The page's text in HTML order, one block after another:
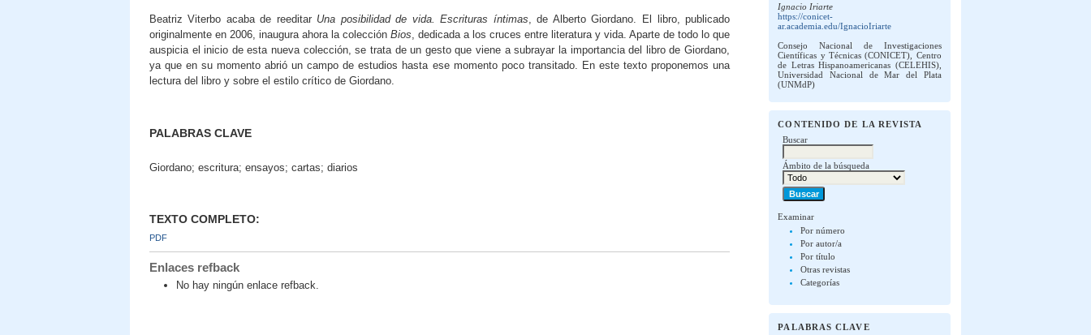
Ignacio Iriarte
https://conicet-
ar.academia.edu/IgnacioIriarte
Consejo Nacional de Investigaciones
Científicas y Técnicas (CONICET), Centro
de Letras Hispanoamericanas (CELEHIS),
Universidad Nacional de Mar del Plata
(UNMdP)
CONTENIDO DE LA REVISTA
Buscar
Ámbito de la búsqueda
Examinar
Por número
Por autor/a
Por título
Otras revistas
Categorías
PALABRAS CLAVE
Beatriz Viterbo acaba de reeditar Una posibilidad de vida. Escrituras íntimas, de Alberto Giordano. El libro, publicado
originalmente en 2006, inaugura ahora la colección Bios, dedicada a los cruces entre literatura y vida. Aparte de todo lo que
auspicia el inicio de esta nueva colección, se trata de un gesto que viene a subrayar la importancia del libro de Giordano,
ya que en su momento abrió un campo de estudios hasta ese momento poco transitado. En este texto proponemos una
lectura del libro y sobre el estilo crítico de Giordano.
PALABRAS CLAVE
Giordano; escritura; ensayos; cartas; diarios
TEXTO COMPLETO:
PDF
Enlaces refback
No hay ningún enlace refback.